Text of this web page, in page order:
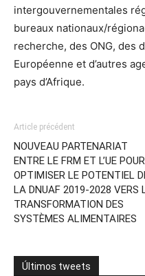
intergouvernementales
bureaux nationaux/
recherche, des ONG, des
Européenne et d’autres
pays d’Afrique.
Article précédent
NOUVEAU PARTENARIAT
ENTRE LE FRM ET L’UE POUR
OPTIMISER LE POTENTIEL
LA DNUAF 2019-2028 VERS
TRANSFORMATION DES
SYSTÈMES ALIMENTAIRES
Últimos tweets